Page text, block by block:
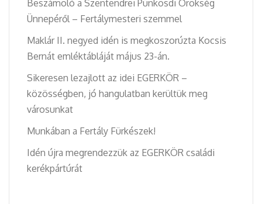
Beszámoló a Szentendrei Pünkösdi Örökség
Ünnepéről – Fertálymesteri szemmel
Maklár II. negyed idén is megkoszorúzta Kocsis
Bernát emléktábláját május 23-án.
Sikeresen lezajlott az idei EGERKÖR –
közösségben, jó hangulatban kerültük meg
városunkat
Munkában a Fertály Fürkészek!
Idén újra megrendezzük az EGERKÖR családi
kerékpártúrát